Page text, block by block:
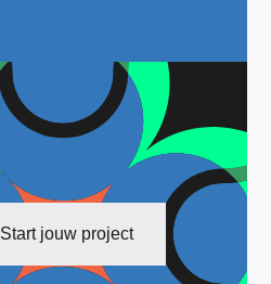
Start jouw project